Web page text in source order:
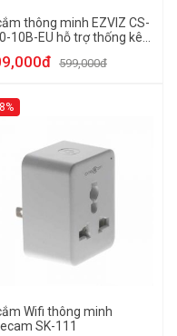
thông minh EZVIZ CS-
10B-EU hỗ trợ thống kê
599,000đ
Wifi thông minh
SK-111